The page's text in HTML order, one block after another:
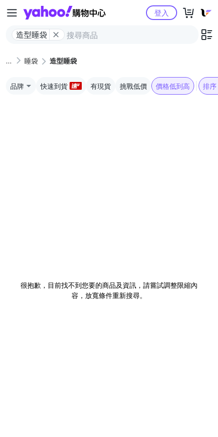
Yahoo購物中心
造型睡袋
登入
睡袋 造型睡袋
品牌 快速到貨 有現貨 挑戰低價 價格低到高 排序
很抱歉，目前找不到您要的商品及資訊，請嘗試調整限縮內
容，放寬條件重新搜尋。